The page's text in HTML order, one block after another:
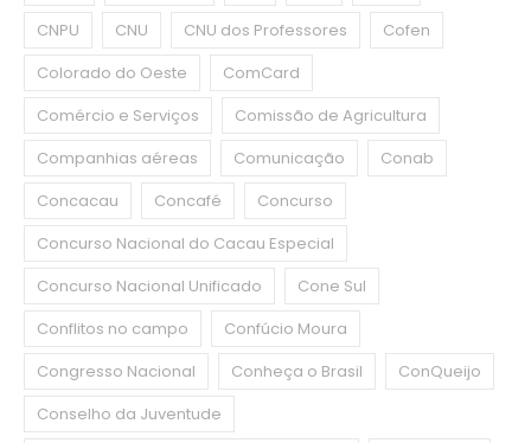
CNPU
CNU CNU dos Professores
Cofen
Colorado do Oeste
ComCard
Comércio e Serviços
Comissão de Agricultura
Companhias aéreas
Comunicação
Conab
Concacau
Concafé
Concurso
Concurso Nacional do Cacau Especial
Concurso Nacional Unificado
Cone Sul
Conflitos no campo
Confúcio Moura
Congresso Nacional
Conheça o Brasil
ConQueijo
Conselho da Juventude